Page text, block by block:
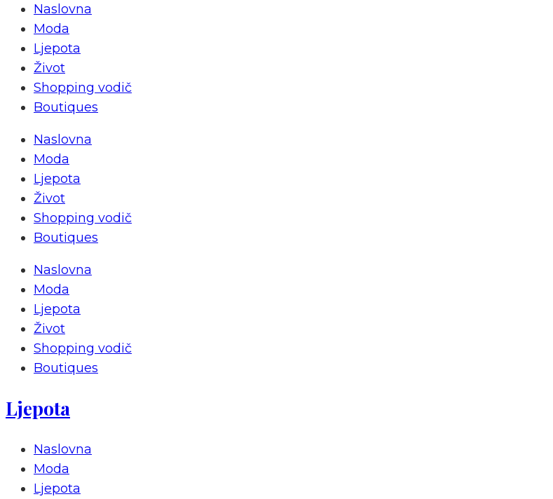
Naslovna
Moda
Ljepota
Život
Shopping vodič
Boutiques
Naslovna
Moda
Ljepota
Život
Shopping vodič
Boutiques
Naslovna
Moda
Ljepota
Život
Shopping vodič
Boutiques
Ljepota
Naslovna
Moda
Ljepota